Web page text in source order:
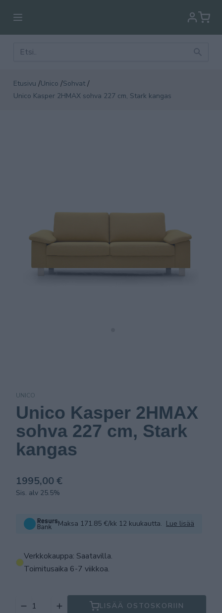
Etusivu /Unico /Sohvat /
Unico Kasper 2HMAX sohva 227 cm, Stark kangas
UNICO
Unico Kasper 2HMAX
sohva 227 cm, Stark
kangas
1995,00 €
Sis. alv 25.5%
Maksa 171.85 €/kk 12 kuukautta. Lue lisää
Verkkokauppa: Saatavilla.
Toimitusaika 6-7 viikkoa.
LISÄÄ OSTOSKORIIN